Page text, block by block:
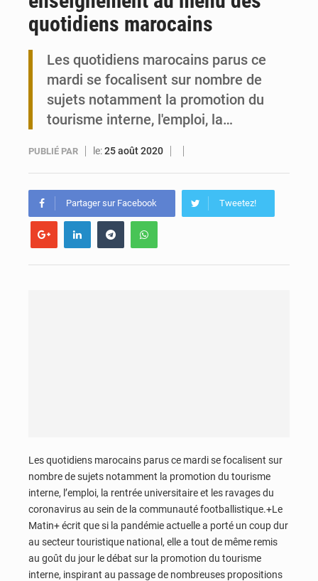
Maurice : Démission de la ministre Véronique Leu-Govind
quotidiens marocains
Les quotidiens marocains parus ce
mardi se focalisent sur nombre de
sujets notamment la promotion du
tourisme interne, l'emploi, la…
PUBLIÉ PAR le:25 août 2020
Partager sur Facebook Tweetez!
Les quotidiens marocains parus ce mardi se focalisent sur
nombre de sujets notamment la promotion du tourisme
interne, l’emploi, la rentrée universitaire et les ravages du
coronavirus au sein de la communauté footballistique.+Le
Matin+ écrit que si la pandémie actuelle a porté un coup dur
au secteur touristique national, elle a tout de même remis
au goût du jour le débat sur la promotion du tourisme
interne, inspirant au passage de nombreuses propositions